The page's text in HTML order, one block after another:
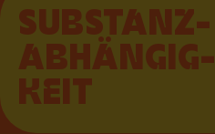
SUBSTANZ­
AB­HÄN­GIG­
KEIT